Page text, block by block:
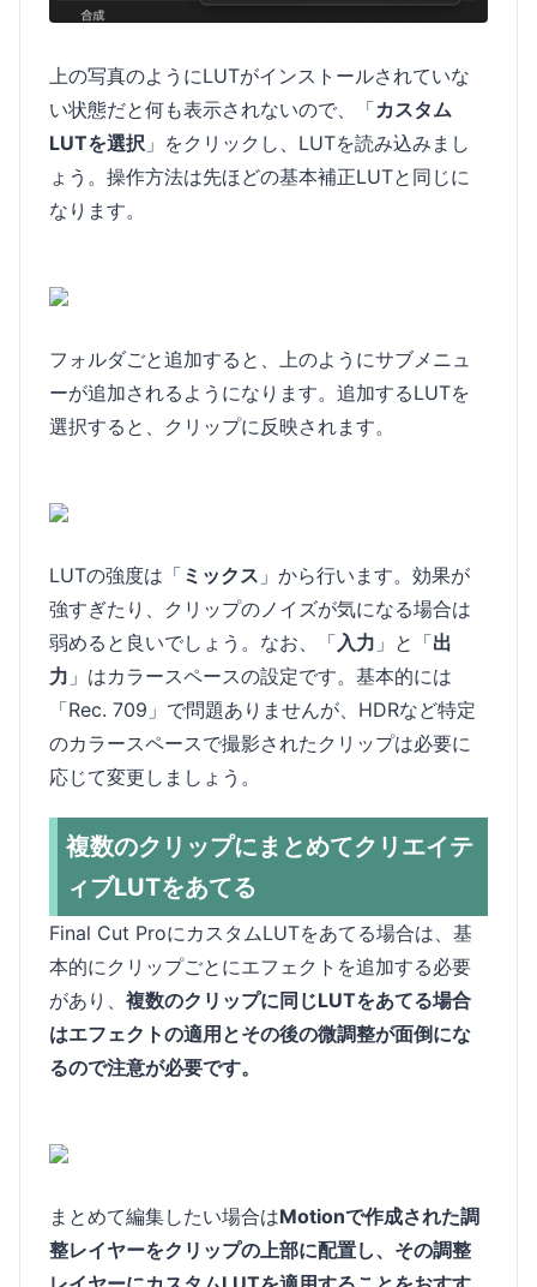
上の写真のようにLUTがインストールされていな
い状態だと何も表示されないので、「カスタム
LUTを選択 」をクリックし、LUTを読み込みまし
ょう。操作方法は先ほどの基本補正LUTと同じに
なります。
フォルダごと追加すると、上のようにサブメニュ
ーが追加されるようになります。追加するLUTを
選択すると、クリップに反映されます。
LUTの強度は「 ミックス 」から行います。効果が
強すぎたり、クリップのノイズが気になる場合は
弱めると良いでしょう。なお、「 入力 」と「出
力 」はカラースペースの設定です。基本的には
「Rec. 709」で問題ありませんが、HDRなど特定
のカラースペースで撮影されたクリップは必要に
応じて変更しましょう。
複数のクリップにまとめてクリエイテ
ィブLUTをあてる
Final Cut ProにカスタムLUTをあてる場合は、基
本的にクリップごとにエフェクトを追加する必要
があり、 複数のクリップに同じLUTをあてる場合
はエフェクトの適用とその後の微調整が面倒にな
るので注意が必要です。
まとめて編集したい場合はMotionで作成された調
整レイヤーをクリップの上部に配置し、その調整